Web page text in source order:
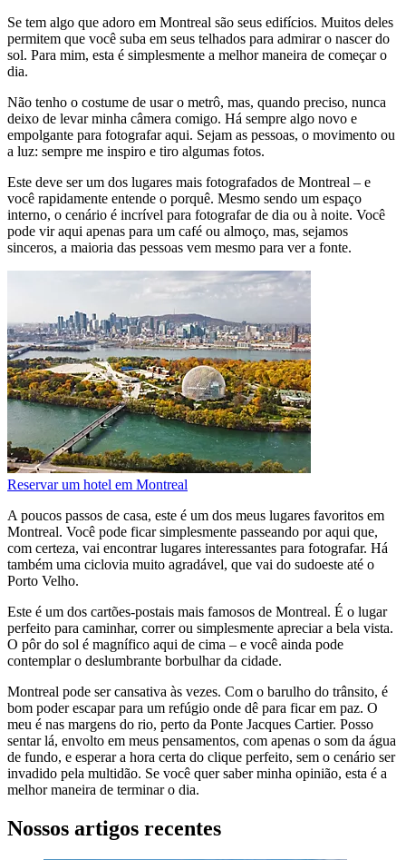
Se tem algo que adoro em Montreal são seus edifícios. Muitos deles
permitem que você suba em seus telhados para admirar o nascer do
sol. Para mim, esta é simplesmente a melhor maneira de começar o
dia.
Não tenho o costume de usar o metrô, mas, quando preciso, nunca
deixo de levar minha câmera comigo. Há sempre algo novo e
empolgante para fotografar aqui. Sejam as pessoas, o movimento ou
a luz: sempre me inspiro e tiro algumas fotos.
Este deve ser um dos lugares mais fotografados de Montreal – e
você rapidamente entende o porquê. Mesmo sendo um espaço
interno, o cenário é incrível para fotografar de dia ou à noite. Você
pode vir aqui apenas para um café ou almoço, mas, sejamos
sinceros, a maioria das pessoas vem mesmo para ver a fonte.
Reservar um hotel em Montreal
A poucos passos de casa, este é um dos meus lugares favoritos em
Montreal. Você pode ficar simplesmente passeando por aqui que,
com certeza, vai encontrar lugares interessantes para fotografar. Há
também uma ciclovia muito agradável, que vai do sudoeste até o
Porto Velho.
Este é um dos cartões-postais mais famosos de Montreal. É o lugar
perfeito para caminhar, correr ou simplesmente apreciar a bela vista.
O pôr do sol é magnífico aqui de cima – e você ainda pode
contemplar o deslumbrante borbulhar da cidade.
Montreal pode ser cansativa às vezes. Com o barulho do trânsito, é
bom poder escapar para um refúgio onde dê para ficar em paz. O
meu é nas margens do rio, perto da Ponte Jacques Cartier. Posso
sentar lá, envolto em meus pensamentos, com apenas o som da água
de fundo, e esperar a hora certa do clique perfeito, sem o cenário ser
invadido pela multidão. Se você quer saber minha opinião, esta é a
melhor maneira de terminar o dia.
Nossos artigos recentes